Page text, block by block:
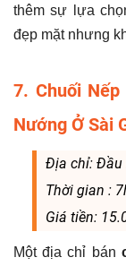
thêm sự lựa
đẹp mặt nhưng
7. Chuối
Nướng Ở Sài
Địa chỉ: Đầu
Thời gian :
Giá tiền:
Một địa chỉ bán